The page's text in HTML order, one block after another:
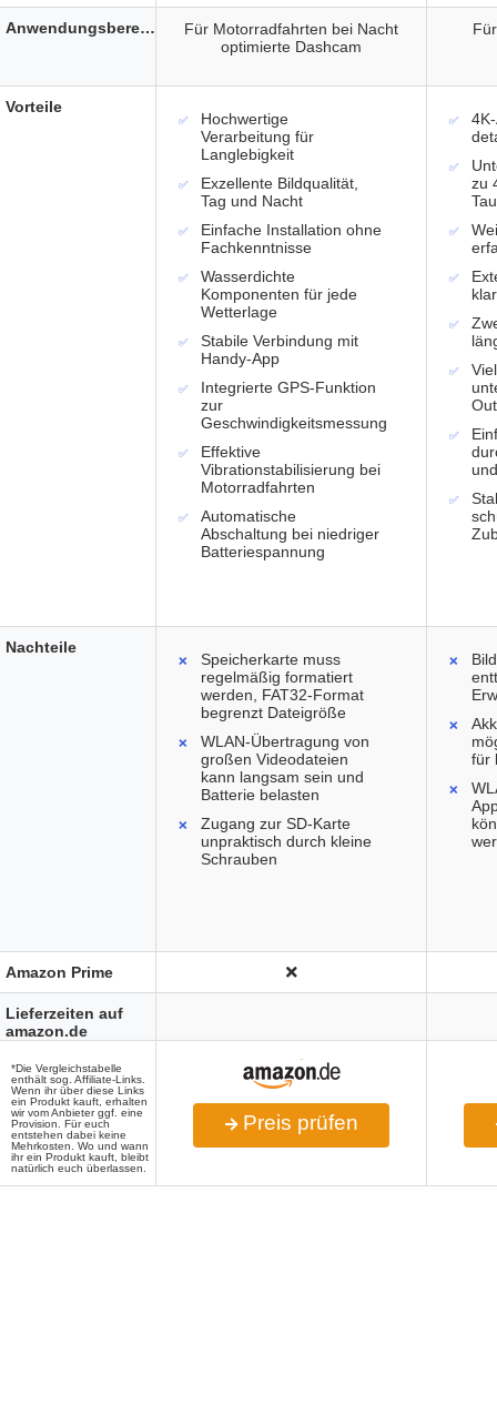
Für Motorradfahrten bei Nacht
optimierte Dashcam
Hochwertige
Verarbeitung für
Langlebigkeit
Exzellente Bildqualität,
Tag und Nacht
Einfache Installation ohne
Fachkenntnisse
Wasserdichte
Komponenten für jede
Wetterlage
Stabile Verbindung mit
Handy-App
Integrierte GPS-Funktion
zur
Geschwindigkeitsmessung
Effektive
Vibrationstabilisierung bei
Motorradfahrten
Automatische
Abschaltung bei niedriger
Batteriespannung
zu
Speicherkarte muss
regelmäßig formatiert
werden, FAT32-Format
begrenzt Dateigröße
WLAN-Übertragung von
großen Videodateien
kann langsam sein und
Batterie belasten
Zugang zur SD-Karte
unpraktisch durch kleine
Schrauben
für
Preis prüfen
Anwendungsbereich
Vorteile
Nachteile
Amazon Prime
Lieferzeiten auf
amazon.de
*Die Vergleichstabelle
enthält sog. Affiliate-Links.
Wenn ihr über diese Links
ein Produkt kauft, erhalten
wir vom Anbieter ggf. eine
Provision. Für euch
entstehen dabei keine
Mehrkosten. Wo und wann
ihr ein Produkt kauft, bleibt
natürlich euch überlassen.